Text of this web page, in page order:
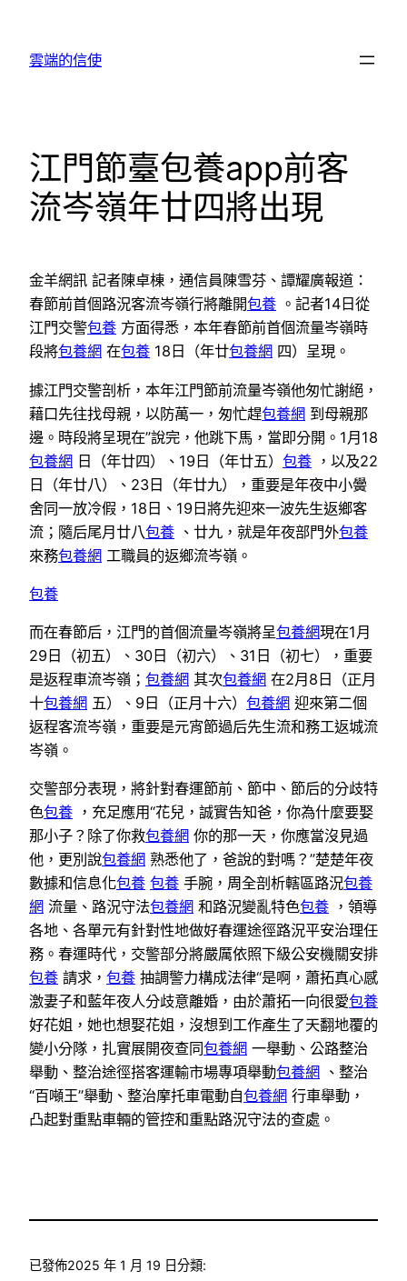
雲端的信使
江門節臺包養app前客
流岑嶺年廿四將出現
金羊網訊 記者陳卓棟，通信員陳雪芬、譚耀廣報道：
春節前首個路況客流岑嶺行將離開包養 。記者14日從
江門交警包養 方面得悉，本年春節前首個流量岑嶺時
段將包養網 在包養 18日（年廿包養網 四）呈現。
據江門交警剖析，本年江門節前流量岑嶺他匆忙謝絕，
藉口先往找母親，以防萬一，匆忙趕包養網 到母親那
邊。時段將呈現在”說完，他跳下馬，當即分開。1月18
包養網 日（年廿四）、19日（年廿五） 包養 ，以及22
日（年廿八）、23日（年廿九），重要是年夜中小黌
舍同一放冷假，18日、19日將先迎來一波先生返鄉客
流；隨后尾月廿八包養 、廿九，就是年夜部門外包養
來務包養網 工職員的返鄉流岑嶺。
包養
而在春節后，江門的首個流量岑嶺將呈包養網現在1月
29日（初五）、30日（初六）、31日（初七），重要
是返程車流岑嶺； 包養網 其次包養網 在2月8日（正月
十包養網 五）、9日（正月十六） 包養網 迎來第二個
返程客流岑嶺，重要是元宵節過后先生流和務工返城流
岑嶺。
交警部分表現，將針對春運節前、節中、節后的分歧特
色包養 ，充足應用“花兒，誠實告知爸，你為什麼要娶
那小子？除了你救包養網 你的那一天，你應當沒見過
他，更別說包養網 熟悉他了，爸說的對嗎？”楚楚年夜
數據和信息化包養 包養 手腕，周全剖析轄區路況包養
網 流量、路況守法包養網 和路況變亂特色包養 ，領導
各地、各單元有針對性地做好春運途徑路況平安治理任
務。春運時代，交警部分將嚴厲依照下級公安機關安排
包養 請求， 包養 抽調警力構成法律“是啊，蕭拓真心感
激妻子和藍年夜人分歧意離婚，由於蕭拓一向很愛包養
好花姐，她也想娶花姐，沒想到工作產生了天翻地覆的
變小分隊，扎實展開夜查同包養網 一舉動、公路整治
舉動、整治途徑搭客運輸市場專項舉動包養網 、整治
“百噸王”舉動、整治摩托車電動自包養網 行車舉動，
凸起對重點車輛的管控和重點路況守法的查處。
已發佈2025 年 1 月 19 日分類: